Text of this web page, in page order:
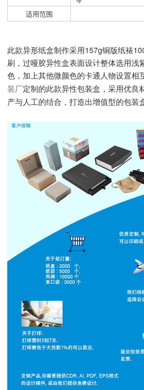
适用范围
此款异形纸盒制作采用157g铜版纸裱
刷，过哑胶异性盒表面设计整体选用浅
色，加上其他微颜色的卡通人物设置相
装厂定制的此款异性包装盒，采用优良
产与人工的结合，打造出增值型的包装盒